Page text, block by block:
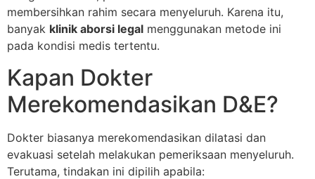
membersihkan rahim secara menyeluruh. Karena itu,
banyak klinik aborsi legal menggunakan metode ini
pada kondisi medis tertentu.
Kapan Dokter
Merekomendasikan D&E?
Dokter biasanya merekomendasikan dilatasi dan
evakuasi setelah melakukan pemeriksaan menyeluruh.
Terutama, tindakan ini dipilih apabila: